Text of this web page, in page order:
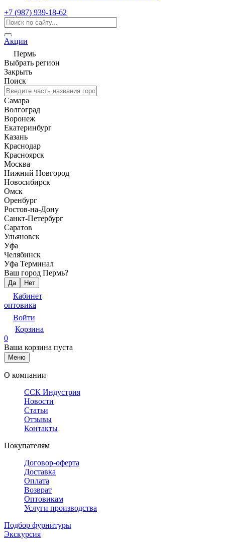
+7 (987) 939-18-62
Акции
Пермь
Выбрать регион
Закрыть
Поиск
Самара
Волгоград
Воронеж
Екатеринбург
Казань
Краснодар
Красноярск
Москва
Нижний Новгород
Новосибирск
Омск
Оренбург
Ростов-на-Дону
Санкт-Петербург
Саратов
Ульяновск
Уфа
Челябинск
Уфа Терминал
Ваш город Пермь?
Да Нет
Кабинет
оптовика
Войти
Корзина
0
Ваша корзина пуста
Меню
О компании
ССК Индустрия
Новости
Статьи
Отзывы
Контакты
Покупателям
Договор-оферта
Доставка
Оплата
Возврат
Оптовикам
Услуги производства
Подбор фурнитуры
Экскурсия